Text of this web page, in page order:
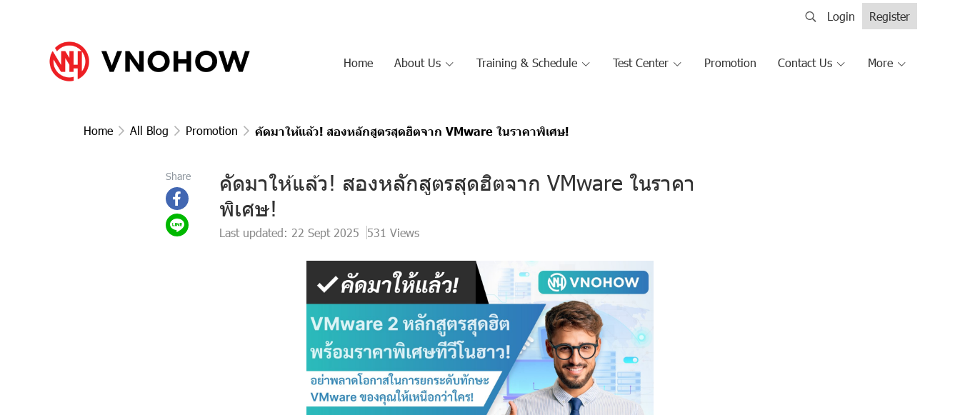
Login Register
Home About Us Training & Schedule Test Center Promotion Contact Us More
Home All Blog Promotion คัดมาให้แล้ว! สองหลักสูตรสุดฮิตจาก VMware ในราคาพิเศษ!
Share
คัดมาให้แล้ว! สองหลักสูตรสุดฮิตจาก VMware ในราคา
พิเศษ!
Last updated: 22 Sept 2025 531 Views